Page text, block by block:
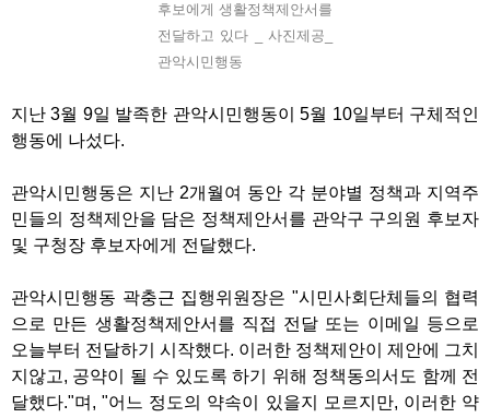
후보에게 생활정책제안서를
전달하고 있다 _ 사진제공_
관악시민행동
지난 3월 9일 발족한 관악시민행동이 5월 10일부터 구체적인
행동에 나섰다.
관악시민행동은 지난 2개월여 동안 각 분야별 정책과 지역주
민들의 정책제안을 담은 정책제안서를 관악구 구의원 후보자
및 구청장 후보자에게 전달했다.
관악시민행동 곽충근 집행위원장은 "시민사회단체들의 협력
으로 만든 생활정책제안서를 직접 전달 또는 이메일 등으로
오늘부터 전달하기 시작했다. 이러한 정책제안이 제안에 그치
지않고, 공약이 될 수 있도록 하기 위해 정책동의서도 함께 전
달했다."며, "어느 정도의 약속이 있을지 모르지만, 이러한 약